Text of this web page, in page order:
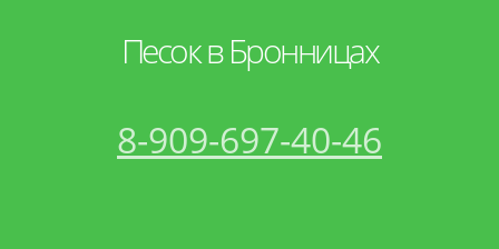
Асфальтовая крошка
Песок в Бронницах
8-909-697-40-46